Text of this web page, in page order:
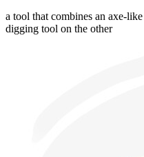
a tool that combines an axe-
digging tool on the other